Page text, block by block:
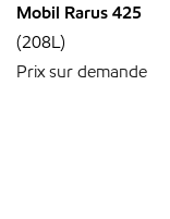
Mobil Rarus 425
(208L)
Prix sur demande